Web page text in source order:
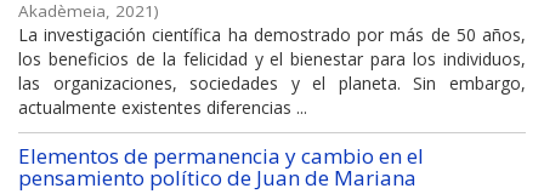
Akadèmeia, 2021)
La investigación científica ha demostrado por más de 50 años,
los beneficios de la felicidad y el bienestar para los individuos,
las organizaciones, sociedades y el planeta. Sin embargo,
actualmente existentes diferencias ...
Elementos de permanencia y cambio en el
pensamiento político de Juan de Mariana